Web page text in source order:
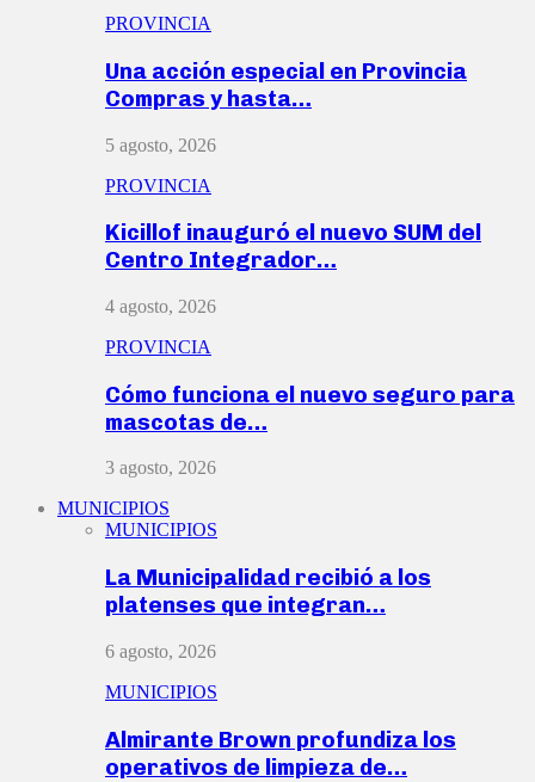
PROVINCIA
Una acción especial en Provincia
Compras y hasta…
5 agosto, 2026
PROVINCIA
Kicillof inauguró el nuevo SUM del
Centro Integrador…
4 agosto, 2026
PROVINCIA
Cómo funciona el nuevo seguro para
mascotas de…
3 agosto, 2026
MUNICIPIOS
MUNICIPIOS
La Municipalidad recibió a los
platenses que integran…
6 agosto, 2026
MUNICIPIOS
Almirante Brown profundiza los
operativos de limpieza de…